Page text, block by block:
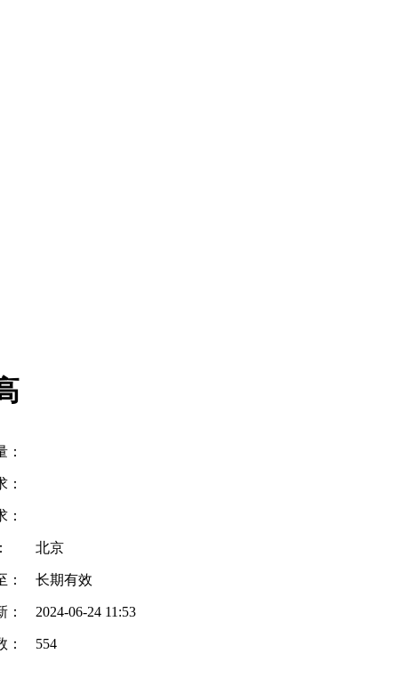
：
：
：
北京
： 长期有效
： 2024-06-24 11:53
： 554